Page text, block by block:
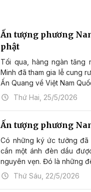
Ấn tượng phương
phật
Tối qua, hàng ngàn tăng
Minh đã tham gia lễ cung
Ấn Quang về Việt Nam
Thứ Hai, 25/5/2026
Ấn tượng phương
Có những ký ức tưởng đã
cần một ánh đèn dầu
nguyên vẹn. Đó là những
Thứ Sáu, 22/5/2026